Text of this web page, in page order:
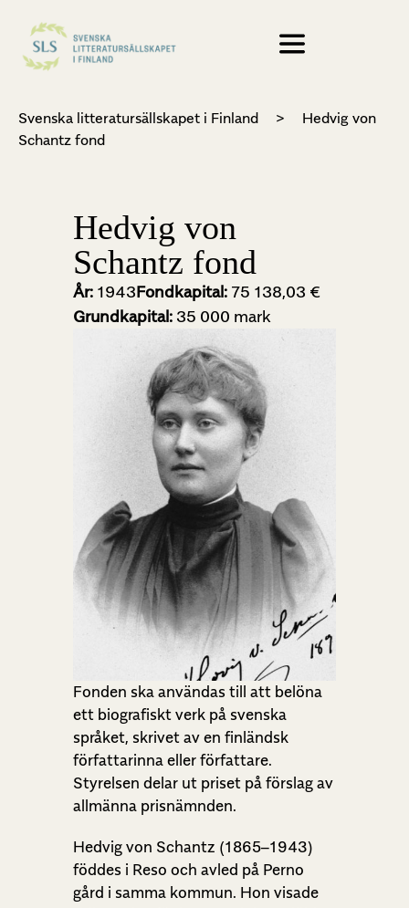
Svenska litteratursällskapet i Finland >
Hedvig von
Schantz fond
Hedvig von
Schantz fond
År: 1943Fondkapital: 75 138,03 €
Grundkapital: 35 000 mark
Fonden ska användas till att belöna
ett biografiskt verk på svenska
språket, skrivet av en finländsk
författarinna eller författare.
Styrelsen delar ut priset på förslag av
allmänna prisnämnden.
Hedvig von Schantz (1865–1943)
föddes i Reso och avled på Perno
gård i samma kommun. Hon visade